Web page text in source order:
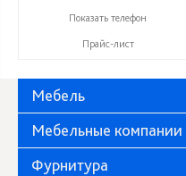
+7 (999) 611-98-99
Показать телефон
Прайс-лист
Мебель
Мебельные компании
Фурнитура